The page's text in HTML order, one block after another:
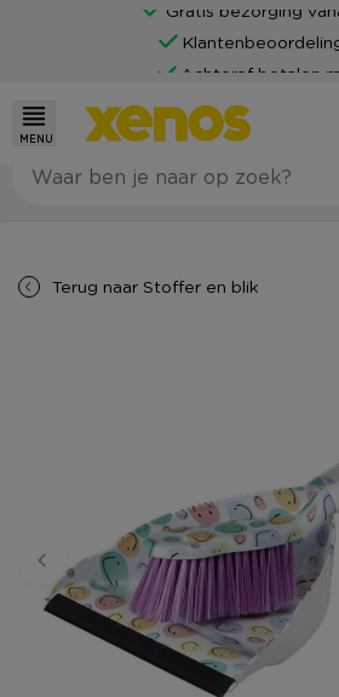
Gratis bezorging
Achteraf betalen
MENU
Terug naar Stoffer en blik